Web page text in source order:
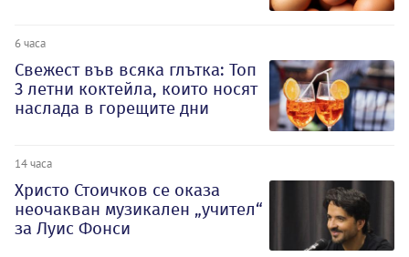
6 часа
Свежест във всяка глътка: Топ
3 летни коктейла, които носят
наслада в горещите дни
14 часа
Христо Стоичков се оказа
неочакван музикален „учител“
за Луис Фонси